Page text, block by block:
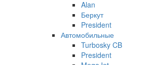
Alan
Беркут
President
Автомобильные
Turbosky CB
President